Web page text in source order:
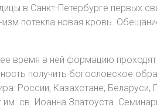
в Санкт-Петербурге первых
потекла новая кровь.
время в ней формацию
получить богословское
России, Казахстане,
им. св. Иоанна Златоуста.